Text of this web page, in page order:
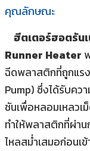
คุณลักษณะ
ฮีตเตอร์ฮอตรัน
Runner Heater
ฉีดพลาสติกที่ถูกแร
Pump) ซึ่งได้รับคว
ชันเพื่อหลอมเหลว
ทำให้พลาสติกที่ผ่าน
ไหลสม่ำเสมอก่อนเ